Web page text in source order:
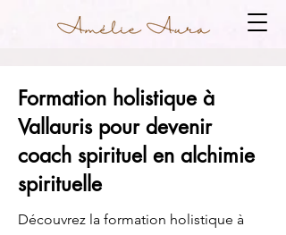
Formation holistique à
Vallauris pour devenir
coach spirituel en alchimie
spirituelle
Découvrez la formation holistique à